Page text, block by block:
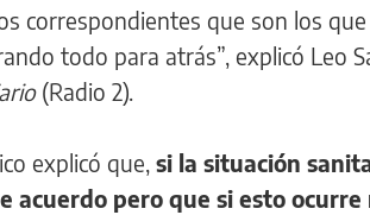
correspondientes que son los
todo para atrás”, explicó Leo
(Radio 2).
explicó que, si la situación
acuerdo pero que si esto